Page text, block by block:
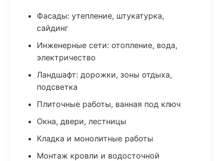
Фасады: утепление, штукатурка,
сайдинг
Инженерные сети: отопление, вода,
электричество
Ландшафт: дорожки, зоны отдыха,
подсветка
Плиточные работы, ванная под ключ
Окна, двери, лестницы
Кладка и монолитные работы
Монтаж кровли и водосточной